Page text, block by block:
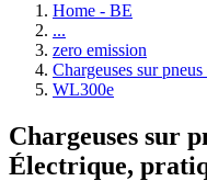
Home - BE
...
zero emission
Chargeuses sur
WL300e
Chargeuses sur
Électrique,